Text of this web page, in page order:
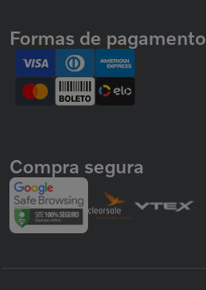
Formas de pagamento
Compra segura